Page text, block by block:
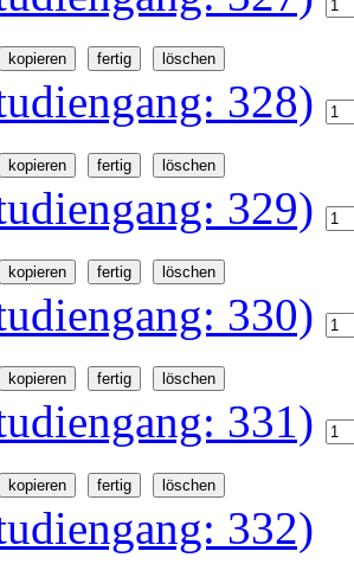
328)
329)
330)
331)
332)